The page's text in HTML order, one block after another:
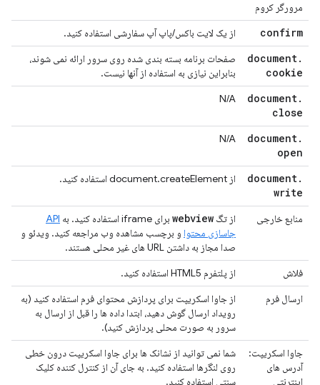
مرورگر کروم
confirm از یک لایت باکس/پاپ آپ سفارشی استفاده کنید.
document.
cookie
صفحات برنامه بسته بندی شده روی سرور ارائه نمی شوند،
بنابراین نیازی به استفاده از آنها نیست.
document.
close
N/A
document.
open
N/A
document.
write
از document.createElement استفاده کنید.
منابع خارجی از تگ webview برای iframe استفاده کنید. به
API
جاسازی محتوا و برچسب مشاهده وب مراجعه کنید. ویدئو و
صدا مجاز به داشتن URL های غیر محلی هستند.
فلاش
از پلتفرم HTML5 استفاده کنید.
ارسال فرم
از جاوا اسکریپت برای پردازش محتوای فرم استفاده کنید (به
رویداد ارسال گوش دهید، ابتدا داده ها را قبل از ارسال به
سرور به صورت محلی پردازش کنید).
جاوا اسکریپت:
آدرس های
اینترنتی
شما نمی توانید از نشانک ها برای جاوا اسکریپت درون خطی
روی لنگرها استفاده کنید. به جای آن از کنترل کننده کلیک
سنتی استفاده کنید.